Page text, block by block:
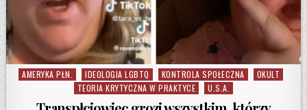
Posted in
AMERYKA PŁN. IDEOLOGIA LGBTQ KONTROLA SPOŁECZNA
OKULT
TEORIA KRYTYCZNA W PRAKTYCE
U.S.A.